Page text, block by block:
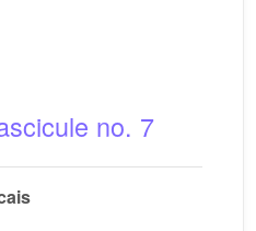
no. 7